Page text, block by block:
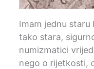
Imam jednu staru
tako stara,
numizmatici
nego o rijetkosti,